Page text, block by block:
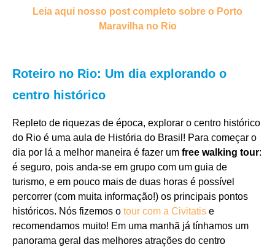
Leia aqui nosso post completo sobre o Porto
Maravilha no Rio
Roteiro no Rio: Um dia explorando o
centro histórico
Repleto de riquezas de época, explorar o centro histórico
do Rio é uma aula de História do Brasil! Para começar o
dia por lá a melhor maneira é fazer um free walking tour:
é seguro, pois anda-se em grupo com um guia de
turismo, e em pouco mais de duas horas é possível
percorrer (com muita informação!) os principais pontos
históricos. Nós fizemos o tour com a Civitatis e
recomendamos muito! Em uma manhã já tínhamos um
panorama geral das melhores atrações do centro